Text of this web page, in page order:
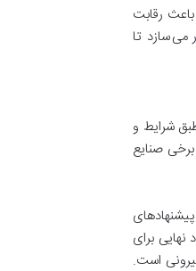
رقابت
می سازد تا
شرایط و
صنایع
برای
است.